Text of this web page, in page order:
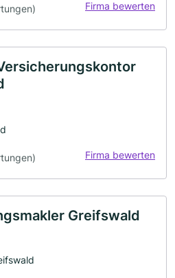
Firma bewerten
Firma bewerten
Greifswald